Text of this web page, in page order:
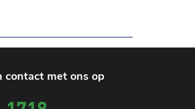
contact met ons op